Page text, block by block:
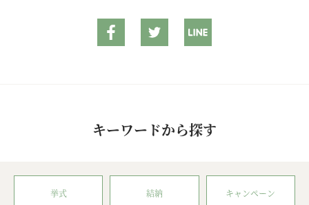
キーワードから探す
挙式 結納 キャンペーン